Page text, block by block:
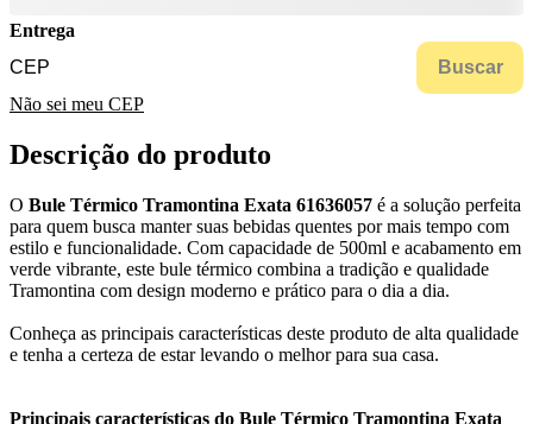
Entrega
Buscar
Não sei meu CEP
Descrição do produto
O Bule Térmico Tramontina Exata 61636057 é a solução perfeita
para quem busca manter suas bebidas quentes por mais tempo com
estilo e funcionalidade. Com capacidade de 500ml e acabamento em
verde vibrante, este bule térmico combina a tradição e qualidade
Tramontina com design moderno e prático para o dia a dia.
Conheça as principais características deste produto de alta qualidade
e tenha a certeza de estar levando o melhor para sua casa.
Principais características do Bule Térmico Tramontina Exata